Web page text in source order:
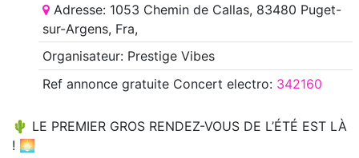
Adresse: 1053 Chemin de Callas, 83480 Puget-
sur-Argens, Fra,
Organisateur: Prestige Vibes
Ref annoncegratuite Concert electro: 342160
🌵 LE PREMIER GROS RENDEZ-VOUS DE L’ÉTÉ EST LÀ
! 🌅